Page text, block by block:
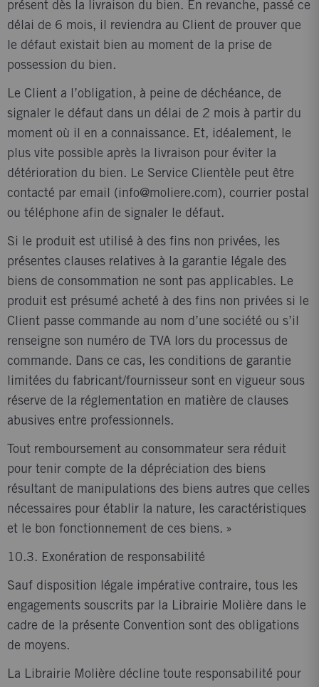
présent dès la livraison du bien. En revanche, passé ce
délai de 6 mois, il reviendra au Client de prouver que
le défaut existait bien au moment de la prise de
possession du bien.
Le Client a l’obligation, à peine de déchéance, de
signaler le défaut dans un délai de 2 mois à partir du
moment où il en a connaissance. Et, idéalement, le
plus vite possible après la livraison pour éviter la
détérioration du bien. Le Service Clientèle peut être
contacté par email ( info@moliere.com), courrier postal
ou téléphone afin de signaler le défaut.
Si le produit est utilisé à des fins non privées, les
présentes clauses relatives à la garantie légale des
biens de consommation ne sont pas applicables. Le
produit est présumé acheté à des fins non privées si le
Client passe commande au nom d’une société ou s’il
renseigne son numéro de TVA lors du processus de
commande. Dans ce cas, les conditions de garantie
limitées du fabricant/fournisseur sont en vigueur sous
réserve de la réglementation en matière de clauses
abusives entre professionnels.
Tout remboursement au consommateur sera réduit
pour tenir compte de la dépréciation des biens
résultant de manipulations des biens autres que celles
nécessaires pour établir la nature, les caractéristiques
et le bon fonctionnement de ces biens. »
10.3. Exonération de responsabilité
Sauf disposition légale impérative contraire, tous les
engagements souscrits par la Librairie Molière dans le
cadre de la présente Convention sont des obligations
de moyens.
La Librairie Molière décline toute responsabilité pour